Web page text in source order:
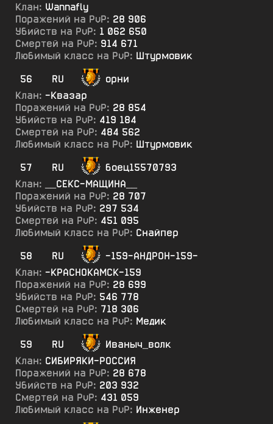
Клан: Wannafly
Поражений на PvP: 28 906
Убийств на PvP: 1 062 650
Смертей на PvP: 914 671
Любимый класс на PvP: Штурмовик
56
RU
орни
Клан: -Квазар
Поражений на PvP: 28 854
Убийств на PvP: 419 184
Смертей на PvP: 484 562
Любимый класс на PvP: Штурмовик
57
RU
боец15570793
Клан:
__СЕКС-МАЩИНА__
Поражений на PvP: 28 707
Убийств на PvP: 297 534
Смертей на PvP: 451 095
Любимый класс на PvP: Снайпер
58
RU
-159-АНДРОН-159-
Клан: -КРАСНОКАМСК-159
Поражений на PvP: 28 699
Убийств на PvP: 546 778
Смертей на PvP: 718 306
Любимый класс на PvP: Медик
59
RU
Иваныч_волк
Клан: СИБИРЯКИ-РОССИЯ
Поражений на PvP: 28 678
Убийств на PvP: 203 932
Смертей на PvP: 431 059
Любимый класс на PvP: Инженер